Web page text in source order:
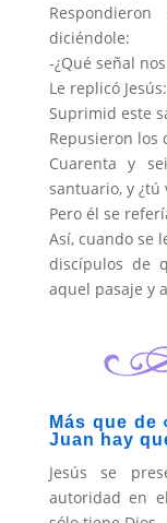
diciéndole:
-¿Qué señal
Le replicó Jesús:
Suprimid este
Repusieron los
Cuarenta y
santuario, y ¿tú
Pero él se
Así, cuan­do se
discípulos de
aquel pasaje y
Más que de
Juan hay
Jesús se
autoridad en